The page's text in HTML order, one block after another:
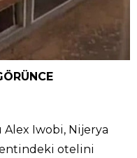
Alex Iwobi, Nijerya
kentindeki otelini